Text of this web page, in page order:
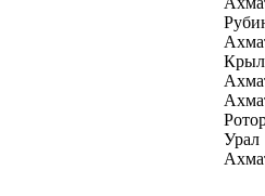
Урал